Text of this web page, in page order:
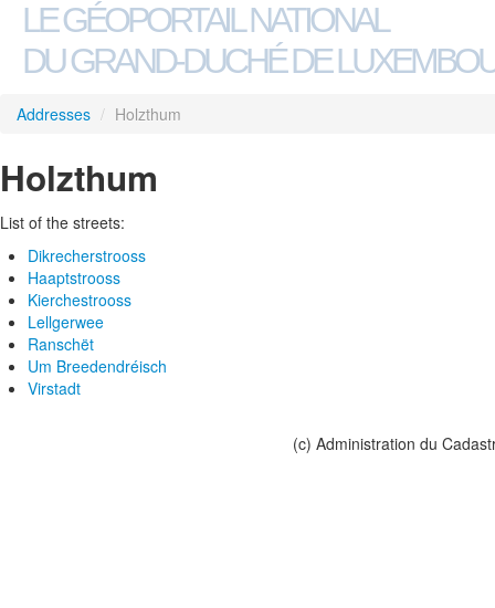
LE GÉOPORTAIL NATIONAL
DU GRAND-DUCHÉ DE
Addresses / Holzthum
Holzthum
List of the streets:
Dikrecherstrooss
Haaptstrooss
Kierchestrooss
Lellgerwee
Ranschët
Um Breedendréisch
Virstadt
(c) Administration du